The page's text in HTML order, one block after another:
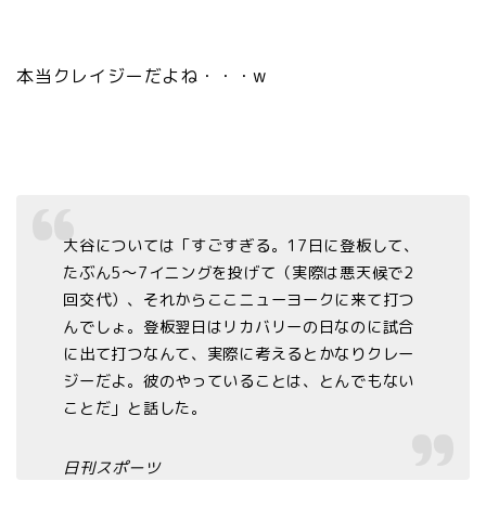
本当クレイジーだよね・・・w
大谷については「すごすぎる。17日に登板して、
たぶん5～7イニングを投げて（実際は悪天候で2
回交代）、それからここニューヨークに来て打つ
んでしょ。登板翌日はリカバリーの日なのに試合
に出て打つなんて、実際に考えるとかなりクレー
ジーだよ。彼のやっていることは、とんでもない
ことだ」と話した。
日刊スポーツ